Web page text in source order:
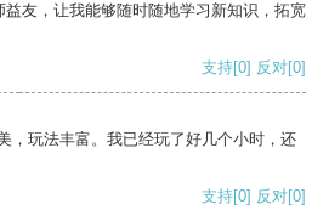
友，让我能够随时随地学习新知识，拓宽
支持[0] 反对[0]
，玩法丰富。我已经玩了好几个小时，还
支持[0] 反对[0]